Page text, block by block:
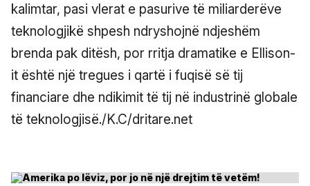
kalimtar, pasi vlerat e pasurive të miliarderëve
teknologjikë shpesh ndryshojnë ndjeshëm
brenda pak ditësh, por rritja dramatike e Ellison-
it është një tregues i qartë i fuqisë së tij
financiare dhe ndikimit të tij në industrinë globale
të teknologjisë./K.C/dritare.net